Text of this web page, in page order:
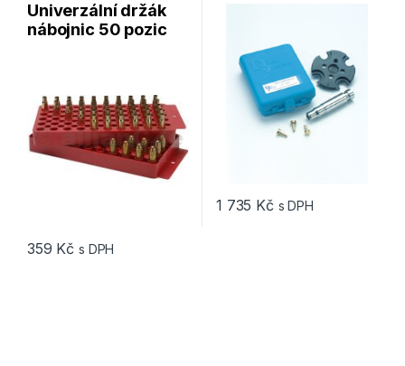
Univerzální držák
nábojnic 50 pozic
359 Kč s DPH
1 735 Kč s DPH